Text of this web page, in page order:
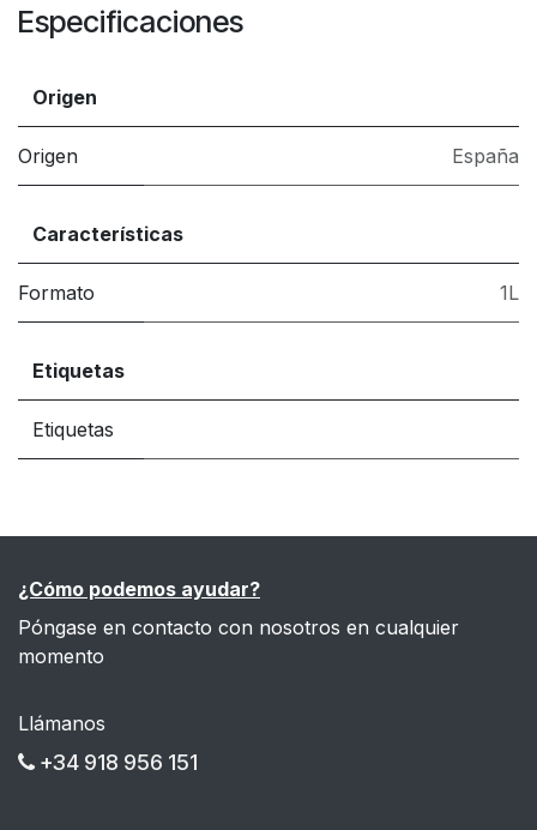
Especificaciones
Origen
Origen España
Características
Formato 1L
Etiquetas
Etiquetas
¿Cómo podemos ayudar?
Póngase en contacto con nosotros en cualquier
momento
Llámanos
+34 918 956 151